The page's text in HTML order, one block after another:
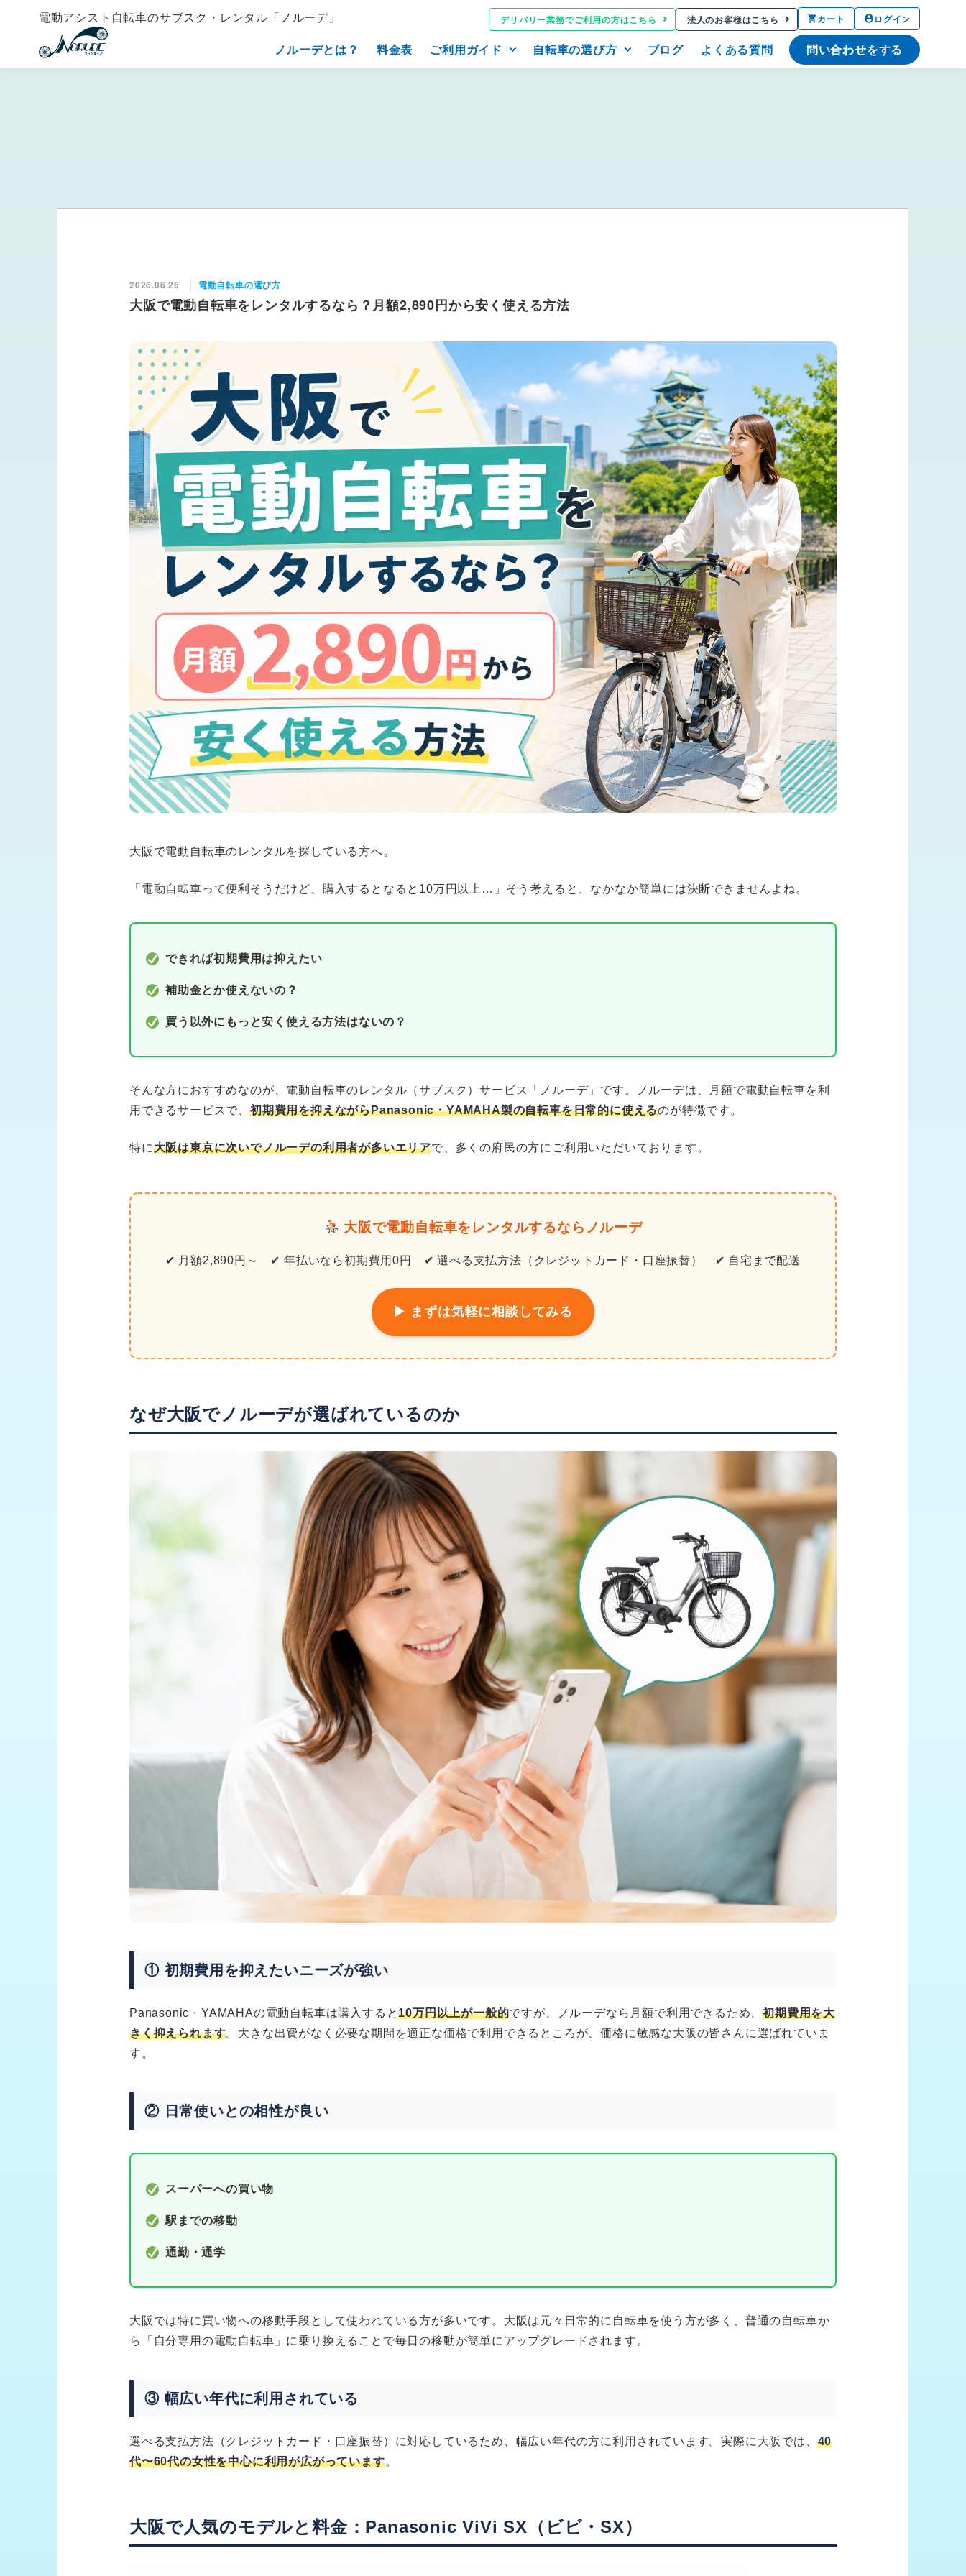
電動アシスト自転車のサブスク・レンタル「ノルーデ」 デリバリー業務でご利用の方はこちら 法人のお客様はこちら カート ログイン
ノルーデとは？ 料金表 ご利用ガイド 自転車の選び方 ブログ よくある質問 問い合わせをする
2026.06.26 電動自転車の選び方
大阪で電動自転車をレンタルするなら？月額2,890円から安く使える方法
大阪で電動自転車のレンタルを探している方へ。
「電動自転車って便利そうだけど、購入するとなると10万円以上…」そう考えると、なかなか簡単には決断できませんよね。
できれば初期費用は抑えたい
補助金とか使えないの？
買う以外にもっと安く使える方法はないの？
そんな方におすすめなのが、電動自転車のレンタル（サブスク）サービス「ノルーデ」です。ノルーデは、月額で電動自転車を利
用できるサービスで、 初期費用を抑えながらPanasonic・YAMAHA製の自転車を日常的に使えるのが特徴です。
特に大阪は東京に次いでノルーデの利用者が多いエリアで、多くの府民の方にご利用いただいております。
大阪で電動自転車をレンタルするならノルーデ
✔ 月額2,890円～ ✔ 年払いなら初期費用0円 ✔ 選べる支払方法（クレジットカード・口座振替） ✔ 自宅まで配送
▶︎ まずは気軽に相談してみる
なぜ大阪でノルーデが選ばれているのか
① 初期費用を抑えたいニーズが強い
Panasonic・YAMAHAの電動自転車は購入すると10万円以上が一般的ですが、ノルーデなら月額で利用できるため、初期費用を大
きく抑えられます。大きな出費がなく必要な期間を適正な価格で利用できるところが、価格に敏感な大阪の皆さんに選ばれていま
す。
② 日常使いとの相性が良い
スーパーへの買い物
駅までの移動
通勤・通学
大阪では特に買い物への移動手段として使われている方が多いです。大阪は元々日常的に自転車を使う方が多く、普通の自転車か
ら「自分専用の電動自転車」に乗り換えることで毎日の移動が簡単にアップグレードされます。
③ 幅広い年代に利用されている
選べる支払方法（クレジットカード・口座振替）に対応しているため、幅広い年代の方に利用されています。実際に大阪では、 40
代〜60代の女性を中心に利用が広がっています。
大阪で人気のモデルと料金：Panasonic ViVi SX（ビビ・SX）